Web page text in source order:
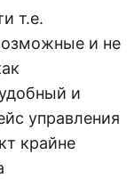
т.е.
и не
и
управления
крайне